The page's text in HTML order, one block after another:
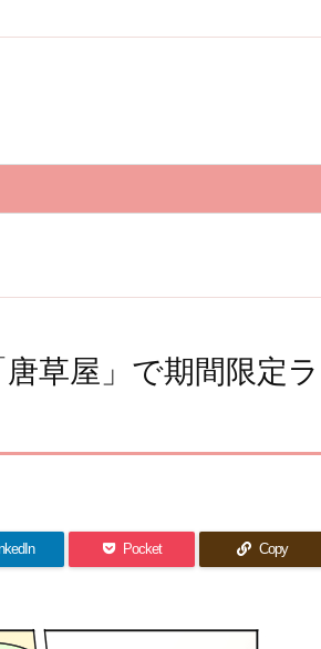
草屋」で期間限定ラ
Pocket Copy